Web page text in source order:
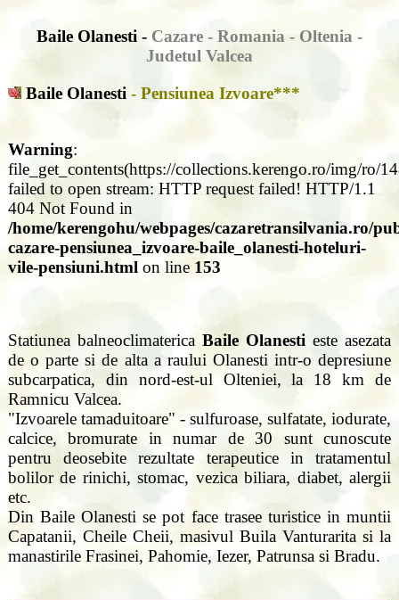
Baile Olanesti - Cazare - Romania - Oltenia -
Judetul Valcea
Baile Olanesti - Pensiunea Izvoare***
Warning:
file_get_contents(https://collections.kerengo.ro/img/ro/
failed to open stream: HTTP request failed! HTTP/1.1
404 Not Found in
/home/kerengohu/webpages/cazaretransilvania.ro/
cazare-pensiunea_izvoare-baile_olanesti-hoteluri-
vile-pensiuni.html on line 153
Statiunea balneoclimaterica Baile Olanesti este asezata
de o parte si de alta a raului Olanesti intr-o depresiune
subcarpatica, din nord-est-ul Olteniei, la 18 km de
Ramnicu Valcea.
"Izvoarele tamaduitoare" - sulfuroase, sulfatate, iodurate,
calcice, bromurate in numar de 30 sunt cunoscute
pentru deosebite rezultate terapeutice in tratamentul
bolilor de rinichi, stomac, vezica biliara, diabet, alergii
etc.
Din Baile Olanesti se pot face trasee turistice in muntii
Capatanii, Cheile Cheii, masivul Buila Vanturarita si la
manastirile Frasinei, Pahomie, Iezer, Patrunsa si Bradu.